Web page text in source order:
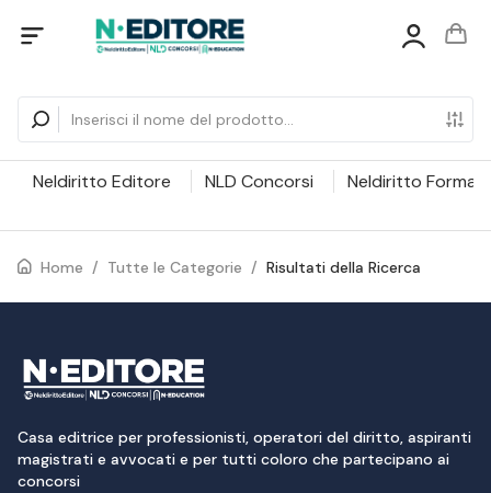
Neldiritto Editore NLD Concorsi Neldiritto
Home / Tutte le Categorie / Risultati della Ricerca
Casa editrice per professionisti, operatori del diritto, aspiranti
magistrati e avvocati e per tutti coloro che partecipano ai
concorsi